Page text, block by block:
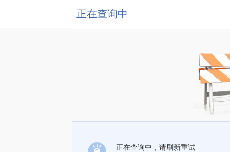
正在查询中
正在查询中，请刷新重试